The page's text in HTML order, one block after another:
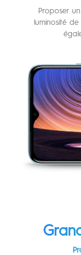
Proposer
luminosité